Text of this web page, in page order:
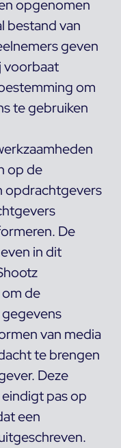
opgenomen
bestand van
geven
voorbaat
om
te gebruiken
op de
opdrachtgevers
De
in dit
de
van media
te brengen
Deze
pas op
een